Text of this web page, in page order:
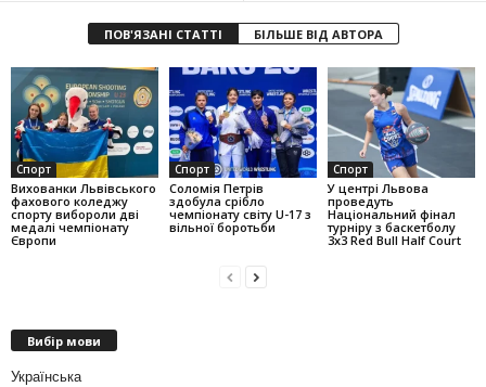
ПОВ'ЯЗАНІ СТАТТІ БІЛЬШЕ ВІД АВТОРА
Спорт
Вихованки Львівського
фахового коледжу
спорту вибороли дві
медалі чемпіонату
Європи
Спорт
Соломія Петрів
здобула срібло
чемпіонату світу U-17 з
вільної боротьби
Спорт
У центрі Львова
проведуть
Національний фінал
турніру з баскетболу
3х3 Red Bull Half Court
Вибір мови
Українська